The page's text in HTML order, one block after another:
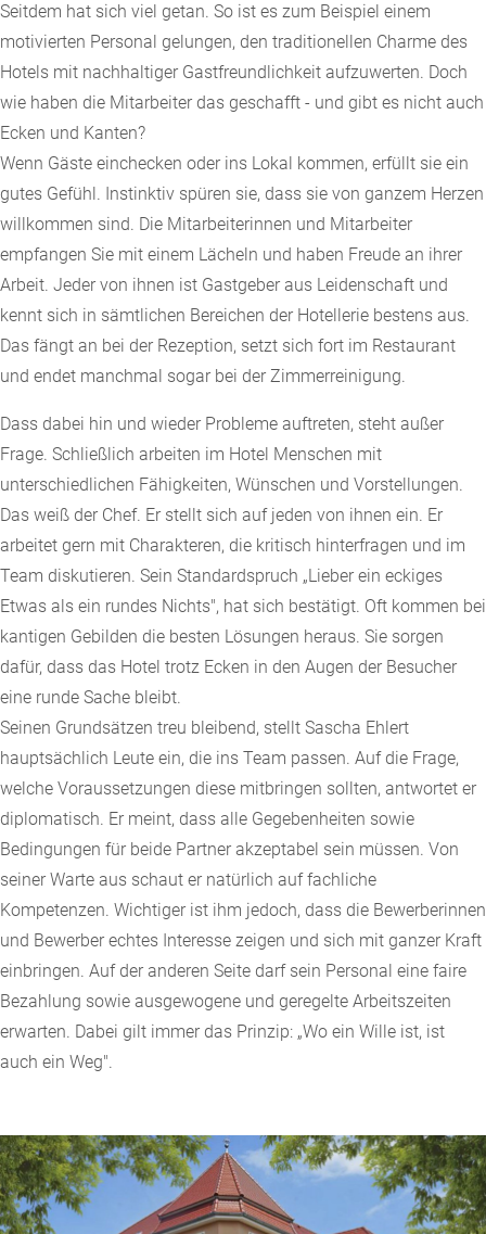
Seitdem hat sich viel getan. So ist es zum Beispiel einem
motivierten Personal gelungen, den traditionellen Charme des
Hotels mit nachhaltiger Gastfreundlichkeit aufzuwerten. Doch
wie haben die Mitarbeiter das geschafft - und gibt es nicht auch
Ecken und Kanten?
Wenn Gäste einchecken oder ins Lokal kommen, erfüllt sie ein
gutes Gefühl. Instinktiv spüren sie, dass sie von ganzem Herzen
willkommen sind. Die Mitarbeiterinnen und Mitarbeiter
empfangen Sie mit einem Lächeln und haben Freude an ihrer
Arbeit. Jeder von ihnen ist Gastgeber aus Leidenschaft und
kennt sich in sämtlichen Bereichen der Hotellerie bestens aus.
Das fängt an bei der Rezeption, setzt sich fort im Restaurant
und endet manchmal sogar bei der Zimmerreinigung.
Dass dabei hin und wieder Probleme auftreten, steht außer
Frage. Schließlich arbeiten im Hotel Menschen mit
unterschiedlichen Fähigkeiten, Wünschen und Vorstellungen.
Das weiß der Chef. Er stellt sich auf jeden von ihnen ein. Er
arbeitet gern mit Charakteren, die kritisch hinterfragen und im
Team diskutieren. Sein Standardspruch „Lieber ein eckiges
Etwas als ein rundes Nichts", hat sich bestätigt. Oft kommen bei
kantigen Gebilden die besten Lösungen heraus. Sie sorgen
dafür, dass das Hotel trotz Ecken in den Augen der Besucher
eine runde Sache bleibt.
Seinen Grundsätzen treu bleibend, stellt Sascha Ehlert
hauptsächlich Leute ein, die ins Team passen. Auf die Frage,
welche Voraussetzungen diese mitbringen sollten, antwortet er
diplomatisch. Er meint, dass alle Gegebenheiten sowie
Bedingungen für beide Partner akzeptabel sein müssen. Von
seiner Warte aus schaut er natürlich auf fachliche
Kompetenzen. Wichtiger ist ihm jedoch, dass die Bewerberinnen
und Bewerber echtes Interesse zeigen und sich mit ganzer Kraft
einbringen. Auf der anderen Seite darf sein Personal eine faire
Bezahlung sowie ausgewogene und geregelte Arbeitszeiten
erwarten. Dabei gilt immer das Prinzip: „Wo ein Wille ist, ist
auch ein Weg".